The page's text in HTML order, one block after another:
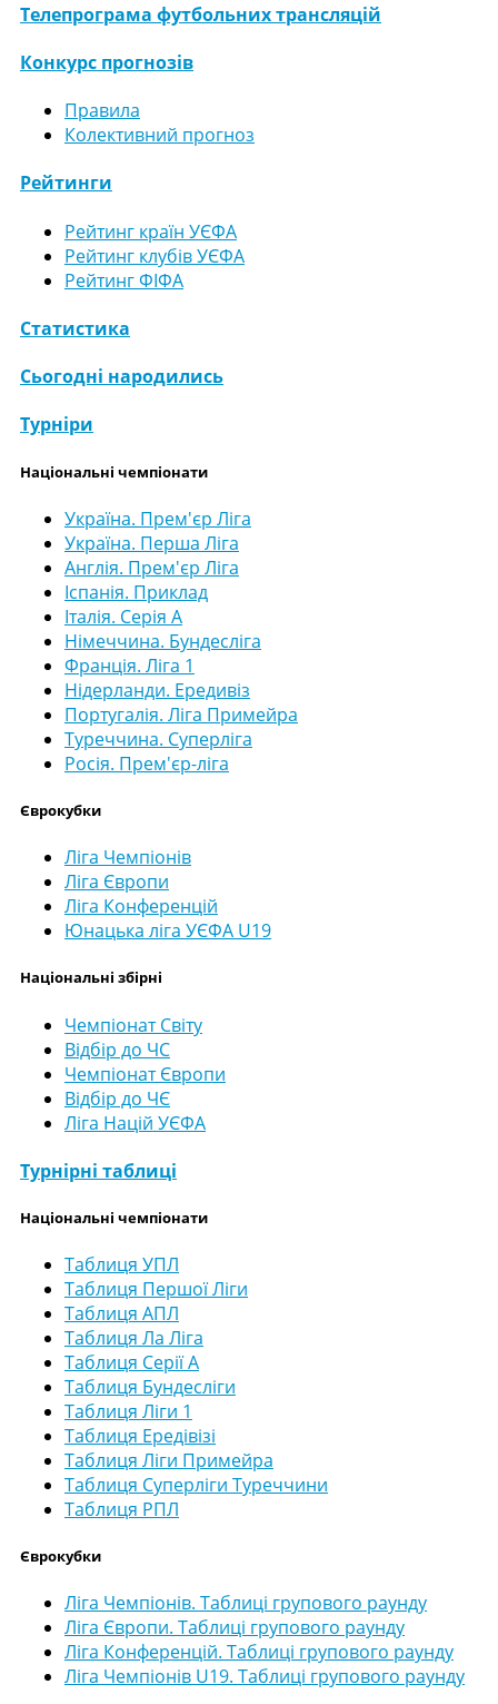
Телепрограма футбольних трансляцій
Конкурс прогнозів
Правила
Колективний прогноз
Рейтинги
Рейтинг країн УЄФА
Рейтинг клубів УЄФА
Рейтинг ФІФА
Статистика
Сьогодні народились
Турніри
Національні чемпіонати
Україна. Прем'єр Ліга
Україна. Перша Ліга
Англія. Прем'єр Ліга
Іспанія. Приклад
Італія. Серія А
Німеччина. Бундесліга
Франція. Ліга 1
Нідерланди. Ередивіз
Португалія. Ліга Примейра
Туреччина. Суперліга
Росія. Прем'єр-ліга
Єврокубки
Ліга Чемпіонів
Ліга Європи
Ліга Конференцій
Юнацька ліга УЄФА U19
Національні збірні
Чемпіонат Світу
Відбір до ЧС
Чемпіонат Європи
Відбір до ЧЄ
Ліга Націй УЄФА
Турнірні таблиці
Національні чемпіонати
Таблиця УПЛ
Таблиця Першої Ліги
Таблиця АПЛ
Таблиця Ла Ліга
Таблиця Серії А
Таблиця Бундесліги
Таблиця Ліги 1
Таблиця Ередівізі
Таблиця Ліги Примейра
Таблиця Суперліги Туреччини
Таблиця РПЛ
Єврокубки
Ліга Чемпіонів. Таблиці групового раунду
Ліга Європи. Таблиці групового раунду
Ліга Конференцій. Таблиці групового раунду
Ліга Чемпіонів U19. Таблиці групового раунду